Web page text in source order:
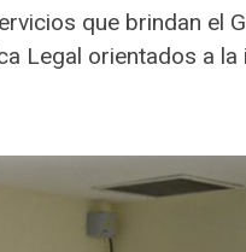
que brindan el
Legal orientados a la